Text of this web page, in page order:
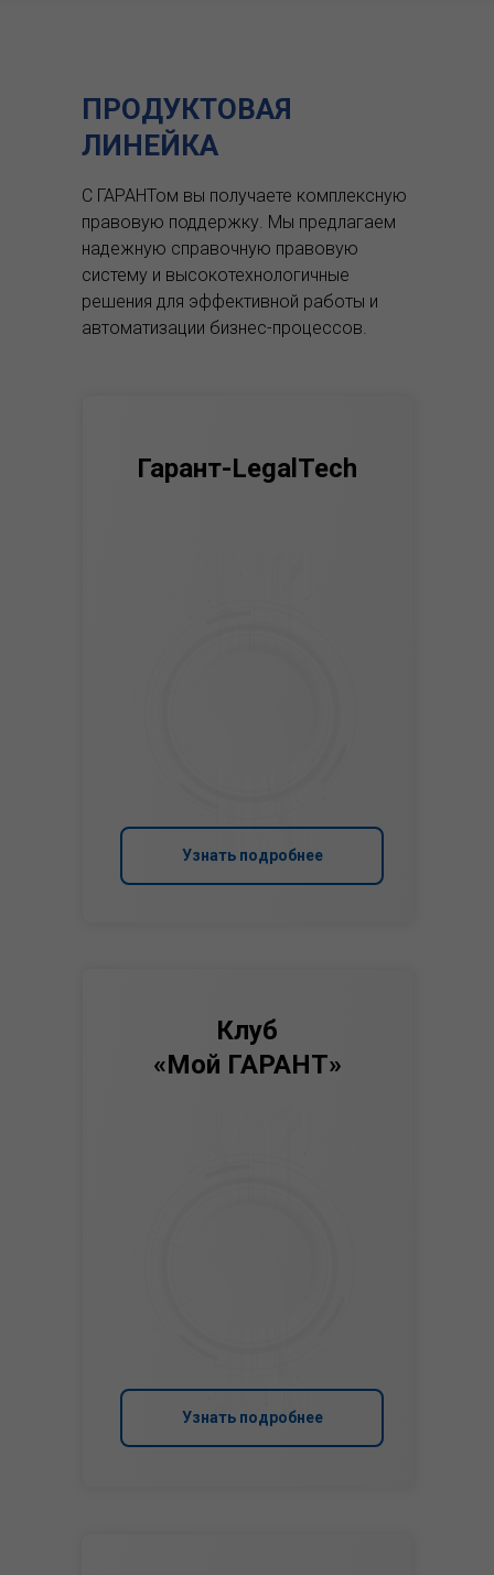
ПРОДУКТОВАЯ
ЛИНЕЙКА
С ГАРАНТом вы получаете комплексную
правовую поддержку. Мы предлагаем
надежную справочную правовую
систему и высокотехнологичные
решения для эффективной работы и
автоматизации бизнес-процессов.
Узнать подробнее
Клуб
«Мой ГАРАНТ»
Узнать подробнее
Гарант-LegalTech